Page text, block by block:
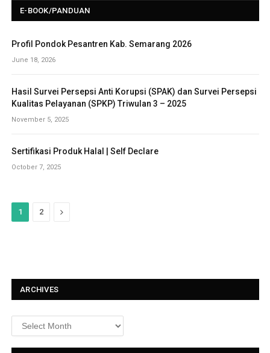
E-BOOK/PANDUAN
Profil Pondok Pesantren Kab. Semarang 2026
June 18, 2026
Hasil Survei Persepsi Anti Korupsi (SPAK) dan Survei Persepsi
Kualitas Pelayanan (SPKP) Triwulan 3 – 2025
November 5, 2025
Sertifikasi Produk Halal | Self Declare
October 7, 2025
1 2
N
ARCHIVES